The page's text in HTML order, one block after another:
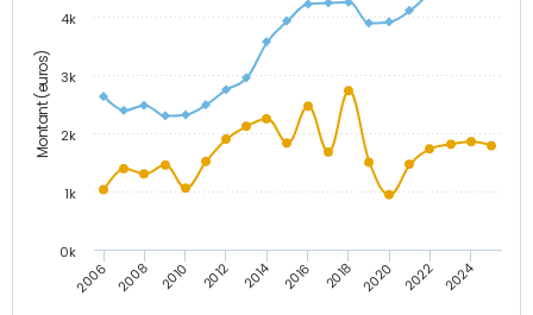
Montant (euros)
2006 2008 2010 2012 2014 2016 2018 2020 2022 2024
0k
1k
2k
3k
4k